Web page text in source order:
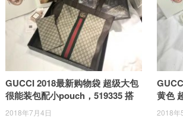
GUCCI 2018最新购物袋 超级大包
很能装包配小pouch，519335 搭
配红绿条，复古韵味 41×43×5.5c
2018年7月4日
黄色
整体
2018年